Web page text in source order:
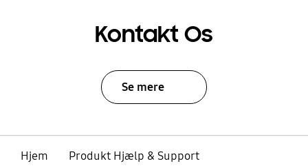
Kontakt Os
Se mere
Hjem
Produkt Hjælp & Support